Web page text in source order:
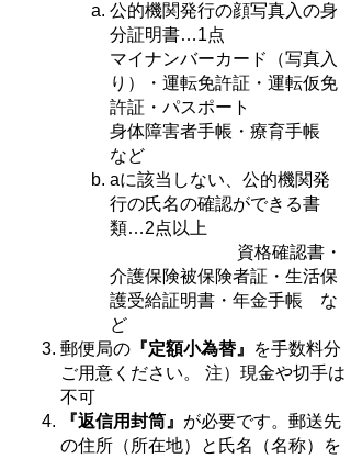
公的機関発行の顔写真入の身
分証明書…1点
マイナンバーカード（写真入
り）・運転免許証・運転仮免
許証・パスポート
身体障害者手帳・療育手帳
など
aに該当しない、公的機関発
行の氏名の確認ができる書
類…2点以上
資格確認書・
介護保険被保険者証・生活保
護受給証明書・年金手帳 な
ど
郵便局の 『定額小為替』
を手数料分
ご用意ください。 注）現金や切手は
不可
『返信用封筒』 が必要です。郵送先
の住所（所在地）と氏名（名称）を